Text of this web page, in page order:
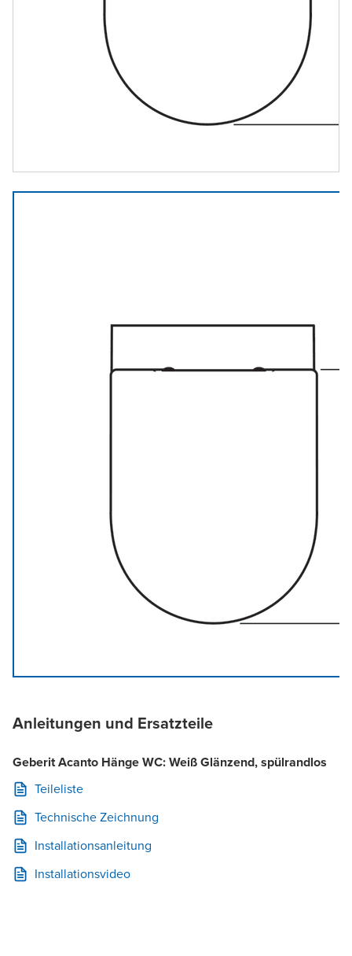
Anleitungen und Ersatzteile
Geberit Acanto Hänge WC: Weiß Glänzend, spülrandlos
Teileliste
Technische Zeichnung
Installationsanleitung
Installationsvideo